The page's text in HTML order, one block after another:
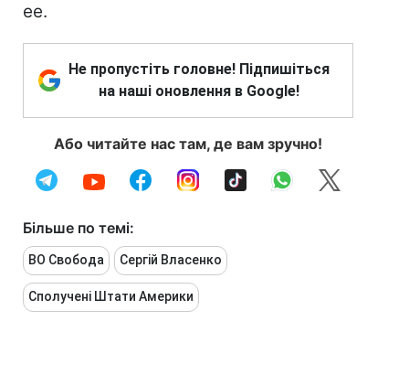
ее.
Не пропустіть головне! Підпишіться
на наші оновлення в Google!
Або читайте нас там, де вам зручно!
Більше по темі:
ВО Свобода Сергій Власенко
Сполучені Штати Америки